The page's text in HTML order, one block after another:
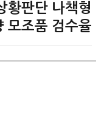
황판단 나책형
모조품 검수율